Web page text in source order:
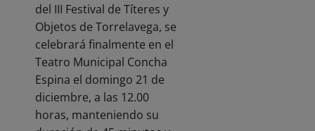
del III Festival de Títeres y
Objetos de Torrelavega, se
celebrará finalmente en el
Teatro Municipal Concha
Espina el domingo 21 de
diciembre, a las 12.00
horas, manteniendo su